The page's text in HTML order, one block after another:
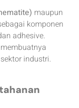
maupun
komponen
adhesive.
industri.